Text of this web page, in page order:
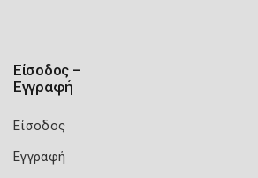
Είσοδος –
Εγγραφή
Είσοδος
Εγγραφή